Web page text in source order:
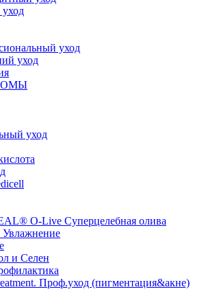
уход
уход
уход
O-Live Суперцелебная олива
и Селен
Проф.уход (пигментация&акне)